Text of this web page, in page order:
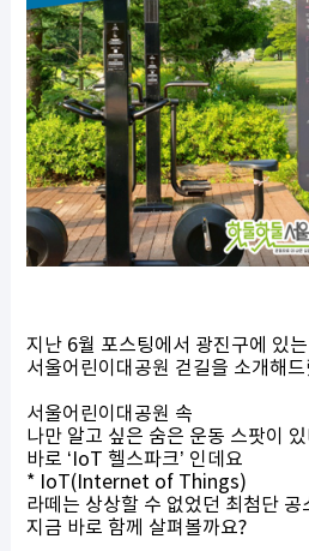
지난 6월 포스팅에서 광진구에 있는
서울어린이대공원 걷길을 소개해
서울어린이대공원 속
나만 알고 싶은 숨은 운동 스팟이
바로 ‘IoT 헬스파크’ 인데요
* IoT(Internet of Things)
라떼는 상상할 수 없었던 최첨단 공
지금 바로 함께 살펴볼까요?